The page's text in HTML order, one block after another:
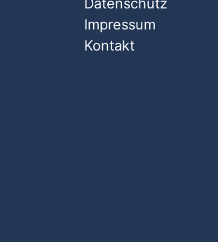
Datenschutz
Impressum
Kontakt